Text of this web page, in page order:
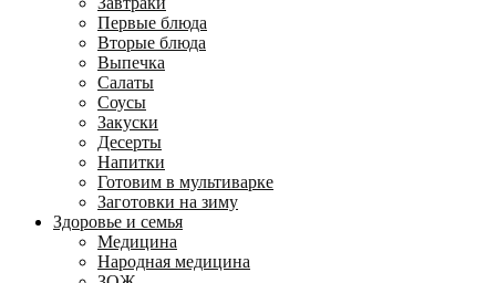
Первые блюда
Вторые блюда
Выпечка
Салаты
Соусы
Закуски
Десерты
Напитки
Готовим в мультиварке
Заготовки на зиму
Здоровье и семья
Медицина
Народная медицина